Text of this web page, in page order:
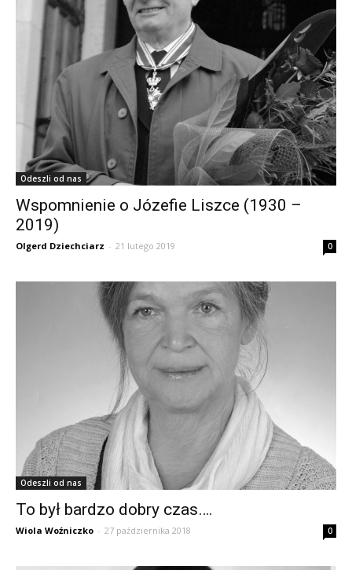
Odeszli od nas
Wspomnienie o Józefie Liszce (1930 –
2019)
Olgerd Dziechciarz - 21 lutego 2019 0
Odeszli od nas
To był bardzo dobry czas….
Wiola Woźniczko - 27 października 2018 0